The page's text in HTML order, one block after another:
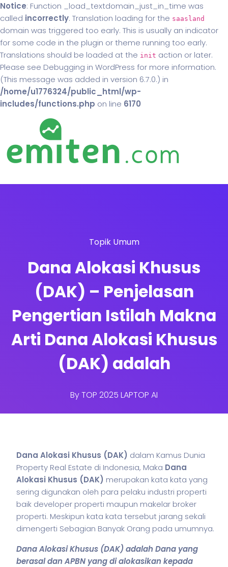
Notice: Function _load_textdomain_just_in_time was
called incorrectly. Translation loading for the saasland
domain was triggered too early. This is usually an indicator
for some code in the plugin or theme running too early.
Translations should be loaded at the init action or later.
Please see Debugging in WordPress for more information.
(This message was added in version 6.7.0.) in
/home/u1776324/public_html/wp-
includes/functions.php on line 6170
Topik Umum
Dana Alokasi Khusus
(DAK) – Penjelasan
Pengertian Istilah Makna
Arti Dana Alokasi Khusus
(DAK) adalah
ByTOP 2025 LAPTOP AI
Dana Alokasi Khusus (DAK) dalam Kamus Dunia
Property Real Estate di Indonesia, Maka Dana
Alokasi Khusus (DAK) merupakan kata kata yang
sering digunakan oleh para pelaku industri properti
baik developer properti maupun makelar broker
properti. Meskipun kata kata tersebut jarang sekali
dimengerti Sebagian Banyak Orang pada umumnya.
Dana Alokasi Khusus (DAK) adalah Dana yang
berasal dan APBN yang di alokasikan kepada